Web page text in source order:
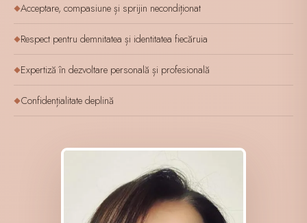
◆Acceptare, compasiune și sprijin necondiționat
◆Respect pentru demnitatea și identitatea fiecăruia
◆Expertiză în dezvoltare personală și profesională
◆Confidențialitate deplină